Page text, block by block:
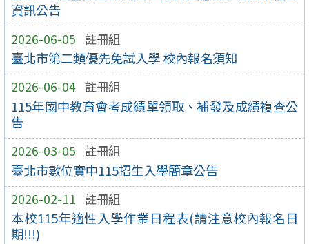
資訊公告
2026-06-05 註冊組
臺北市第二類優先免試入學 校內報名須知
2026-06-04 註冊組
115年國中教育會考成績單領取、補發及成績複查公
告
2026-03-05 註冊組
臺北市數位實中115招生入學簡章公告
2026-02-11 註冊組
本校115年適性入學作業日程表(請注意校內報名日
期!!!)